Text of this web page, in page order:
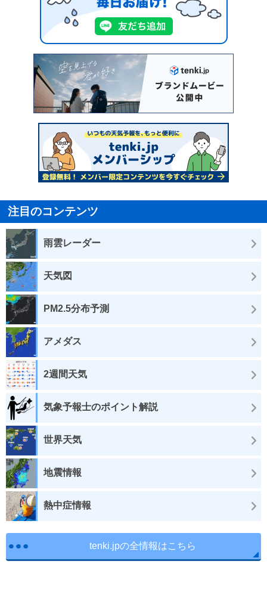
注目のコンテンツ
雨雲レーダー
天気図
PM2.5分布予測
アメダス
2週間天気
気象予報士のポイント解説
世界天気
地震情報
熱中症情報
tenki.jpの全情報はこちら